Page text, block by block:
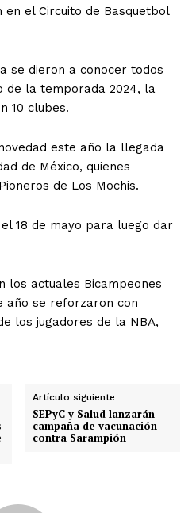
en el Circuito de Basquetbol
se dieron a conocer todos
de la temporada 2024, la
10 clubes.
este año la llegada
de México, quienes
de Los Mochis.
18 de mayo para luego dar
los actuales Bicampeones
año se reforzaron con
los jugadores de la NBA,
Artículo siguiente
SEPyC y Salud lanzarán
campaña de vacunación
contra Sarampión